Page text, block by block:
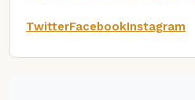
TwitterFacebookInstagram